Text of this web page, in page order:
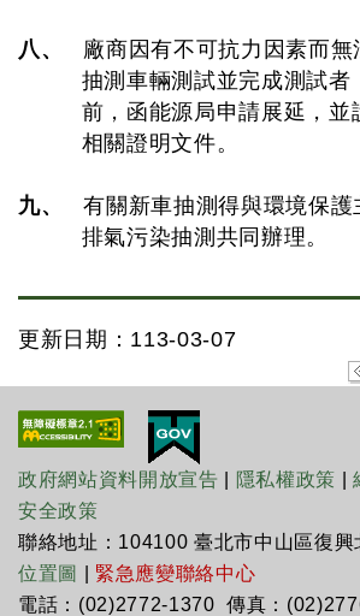
八、
廠商因有不可抗力因素而無
抽測車輛測試並完成測試者
前，函能源局申請展延，並
相關證明文件。
九、
有關新車抽測得與環境保護
排氣污染抽測共同辦理。
更新日期：113-03-07
政府網站資料開放宣告 隱私權政策 |
安全政策
聯絡地址：104100 臺北市中山區復興
位置圖
緊急應變聯絡中心
電話：(02)2772-1370 傳真：